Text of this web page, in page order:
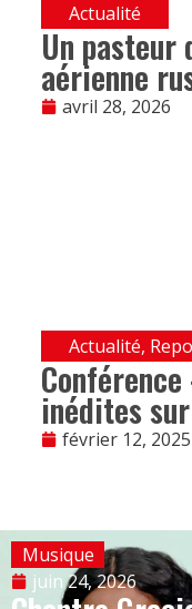
Actualité
Un pasteur
aérienne
avril 28, 2026
Actualité,
inédites
février 12, 2025
Musique
juin 24, 2026